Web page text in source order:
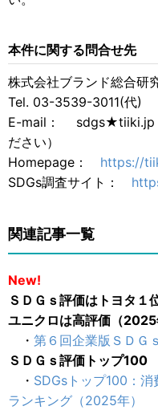
本件に関する問合せ先
株式会社ブランド総合研
Tel. 03-3539-3011(代
E-mail： sdgs★tiiki.jp
ださい）
Homepage： https://
SDGs調査サイト：
関連記事一覧
New!
ＳＤＧｓ評価はトヨタ１
ユニクロは高評価（2025
・ 第６回企業版ＳＤＧ
ＳＤＧｓ評価トップ100
・ SDGsトップ100：
ランキング（2025年）